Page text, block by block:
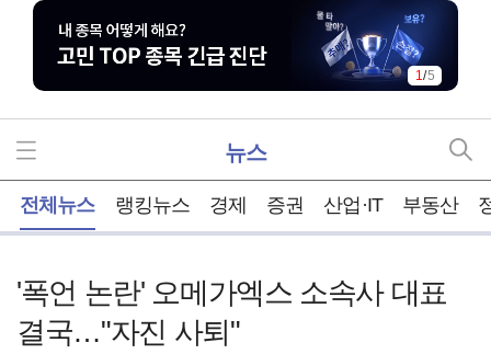
1/5
뉴스
전체뉴스 랭킹뉴스 경제 증권 산업·IT 부동산
'폭언 논란' 오메가엑스 소속사 대표
결국…"자진 사퇴"